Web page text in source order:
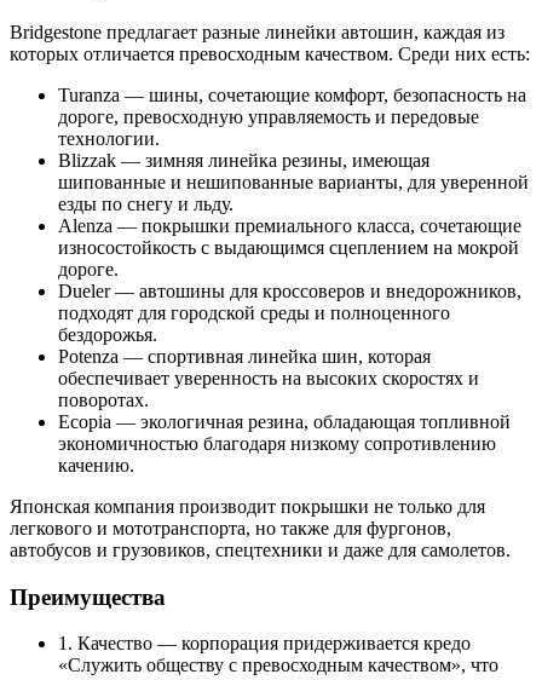
Bridgestone предлагает разные линейки автошин, каждая из
которых отличается превосходным качеством. Среди них есть:
Turanza — шины, сочетающие комфорт, безопасность на
дороге, превосходную управляемость и передовые
технологии.
Blizzak — зимняя линейка резины, имеющая
шипованные и нешипованные варианты, для уверенной
езды по снегу и льду.
Alenza — покрышки премиального класса, сочетающие
износостойкость с выдающимся сцеплением на мокрой
дороге.
Dueler — автошины для кроссоверов и внедорожников,
подходят для городской среды и полноценного
бездорожья.
Potenza — спортивная линейка шин, которая
обеспечивает уверенность на высоких скоростях и
поворотах.
Ecopia — экологичная резина, обладающая топливной
экономичностью благодаря низкому сопротивлению
качению.
Японская компания производит покрышки не только для
легкового и мототранспорта, но также для фургонов,
автобусов и грузовиков, спецтехники и даже для самолетов.
Преимущества
1. Качество — корпорация придерживается кредо
«Служить обществу с превосходным качеством», что